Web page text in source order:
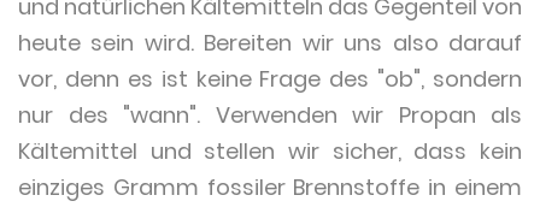
und natürlichen Kältemitteln das Gegenteil von
heute sein wird. Bereiten wir uns also darauf
vor, denn es ist keine Frage des "ob", sondern
nur des "wann". Verwenden wir Propan als
Kältemittel und stellen wir sicher, dass kein
einziges Gramm fossiler Brennstoffe in einem